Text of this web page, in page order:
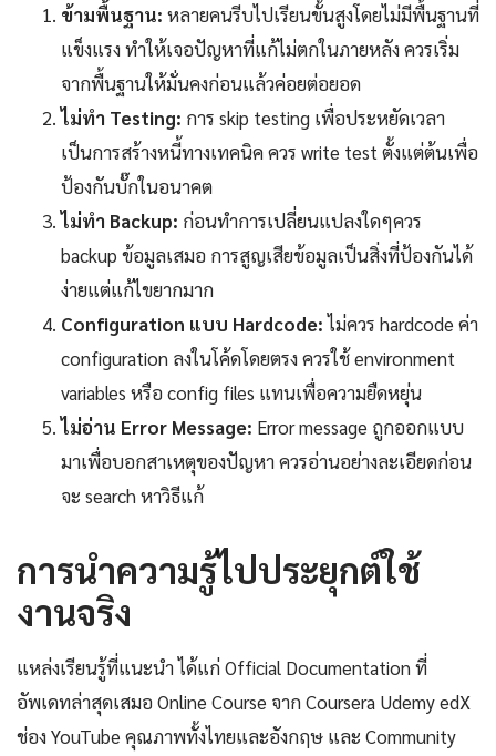
ข้ามพื้นฐาน: หลายคนรีบไปเรียนขั้นสูงโดยไม่มีพื้นฐานที่
แข็งแรง ทำให้เจอปัญหาที่แก้ไม่ตกในภายหลัง ควรเริ่ม
จากพื้นฐานให้มั่นคงก่อนแล้วค่อยต่อยอด
ไม่ทำ Testing: การ skip testing เพื่อประหยัดเวลา
เป็นการสร้างหนี้ทางเทคนิค ควร write test ตั้งแต่ต้นเพื่อ
ป้องกันบั๊กในอนาคต
ไม่ทำ Backup: ก่อนทำการเปลี่ยนแปลงใดๆควร
backup ข้อมูลเสมอ การสูญเสียข้อมูลเป็นสิ่งที่ป้องกันได้
ง่ายแต่แก้ไขยากมาก
Configuration แบบ Hardcode:ไม่ควร hardcode ค่า
configuration ลงในโค้ดโดยตรง ควรใช้ environment
variables หรือ config files แทนเพื่อความยืดหยุ่น
ไม่อ่าน Error Message: Error message ถูกออกแบบ
มาเพื่อบอกสาเหตุของปัญหา ควรอ่านอย่างละเอียดก่อน
จะ search หาวิธีแก้
การนำความรู้ไปประยุกต์ใช้
งานจริง
แหล่งเรียนรู้ที่แนะนำ ได้แก่ Official Documentation ที่
อัพเดทล่าสุดเสมอ Online Course จาก Coursera Udemy edX
ช่อง YouTube คุณภาพทั้งไทยและอังกฤษ และ Community